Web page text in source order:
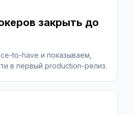
закрыть до
to-have и показываем,
в первый production-релиз.